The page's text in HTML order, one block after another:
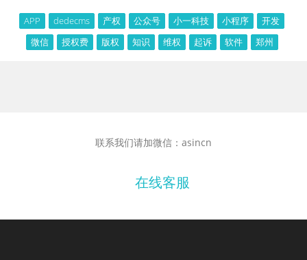
APP dedecms 产权 公众号 小一科技 小程序
开发
微信
授权费 版权 知识 维权 起诉 软件 郑州
联系我们请加微信：asincn
在线客服